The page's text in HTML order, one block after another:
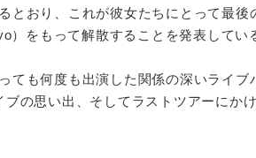
とおり、これが彼女たちにとって最後
）をもって解散することを発表してい
ても何度も出演した関係の深いライブ
の思い出、そしてラストツアーにか